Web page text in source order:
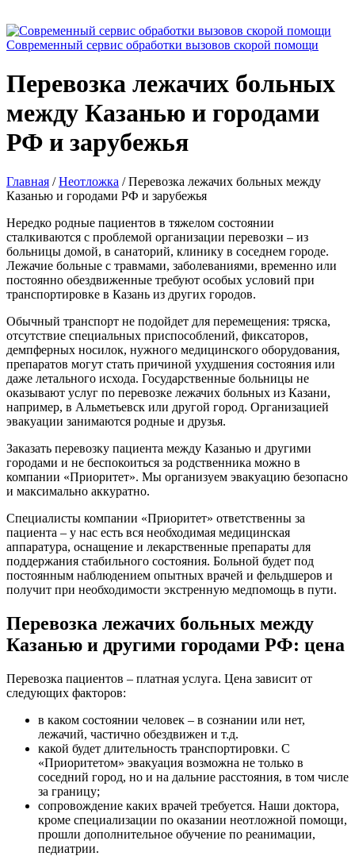
Cовременный сервис обработки вызовов скорой помощи
Перевозка лежачих больных
между Казанью и городами
РФ и зарубежья
Главная /Неотложка /Перевозка лежачих больных между
Казанью и городами РФ и зарубежья
Нередко родные пациентов в тяжелом состоянии
сталкиваются с проблемой организации перевозки – из
больницы домой, в санаторий, клинику в соседнем городе.
Лежачие больные с травмами, заболеваниями, временно или
постоянно обездвиженные требуют особых условий при
транспортировке в Казань из других городов.
Обычный транспорт не подойдет для перемещения: тряска,
отсутствие специальных приспособлений, фиксаторов,
демпферных носилок, нужного медицинского оборудования,
препаратов могут стать причиной ухудшения состояния или
даже летального исхода. Государственные больницы не
оказывают услуг по перевозке лежачих больных из Казани,
например, в Альметьевск или другой город. Организацией
эвакуации занимаются родные и друзья.
Заказать перевозку пациента между Казанью и другими
городами и не беспокоиться за родственника можно в
компании «Приоритет». Мы организуем эвакуацию безопасно
и максимально аккуратно.
Специалисты компании «Приоритет» ответственны за
пациента – у нас есть вся необходимая медицинская
аппаратура, оснащение и лекарственные препараты для
поддержания стабильного состояния. Больной будет под
постоянным наблюдением опытных врачей и фельдшеров и
получит при необходимости экстренную медпомощь в пути.
Перевозка лежачих больных между
Казанью и другими городами РФ: цена
Перевозка пациентов – платная услуга. Цена зависит от
следующих факторов:
в каком состоянии человек – в сознании или нет,
лежачий, частично обездвижен и т.д.
какой будет длительность транспортировки. С
«Приоритетом» эвакуация возможна не только в
соседний город, но и на дальние расстояния, в том числе
за границу;
сопровождение каких врачей требуется. Наши доктора,
кроме специализации по оказании неотложной помощи,
прошли дополнительное обучение по реанимации,
педиатрии.